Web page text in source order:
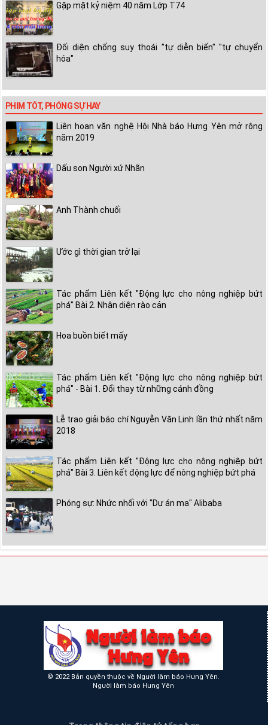
Gặp mặt kỷ niệm 40 năm Lớp T74
Đối diện chống suy thoái "tự diễn biến" "tự chuyển
hóa"
PHIM TỐT, PHÓNG SỰ HAY
Liên hoan văn nghệ Hội Nhà báo Hưng Yên mở rộng
năm 2019
Dấu son Người xứ Nhãn
Anh Thành chuối
Ước gì thời gian trở lại
Tác phẩm Liên kết "Động lực cho nông nghiệp bứt
phá" Bài 2. Nhận diện rào cản
Hoa buồn biết mấy
Tác phẩm Liên kết "Động lực cho nông nghiệp bứt
phá" - Bài 1. Đổi thay từ những cánh đồng
Lễ trao giải báo chí Nguyễn Văn Linh lần thứ nhất năm
2018
Tác phẩm Liên kết "Động lực cho nông nghiệp bứt
phá" Bài 3. Liên kết động lực để nông nghiệp bứt phá
Phóng sự: Nhức nhối với "Dự án ma" Alibaba
© 2022 Bản quyền thuộc về Người làm báo Hưng Yên.
Người làm báo Hưng Yên